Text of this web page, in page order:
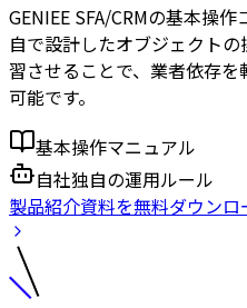
GENIEE SFA/CRMの基本操
自で設計したオブジェクト
習させることで、業者依存
可能です。
基本操作マニュアル
自社独自の運用ルール
製品紹介資料を無料ダウンロ